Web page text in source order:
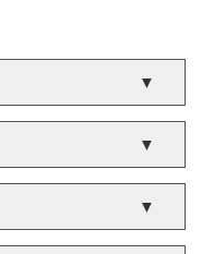
▼
▼
▼